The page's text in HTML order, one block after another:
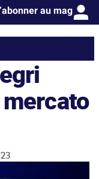
au mag
23